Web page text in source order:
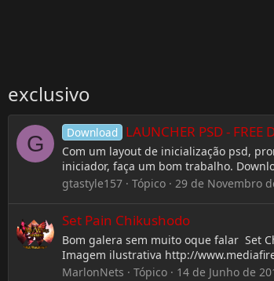
exclusivo
G Download LAUNCHER PSD - FREE
Com um layout de inicialização psd,
iniciador, faça um bom trabalho.
gtastyle157
Tópico 29 de Novembro
Set Pain Chikushodo
Bom galera sem muito oque falar Set
Imagem ilustrativa http://
MarlonNets
Tópico 14 de Junho de